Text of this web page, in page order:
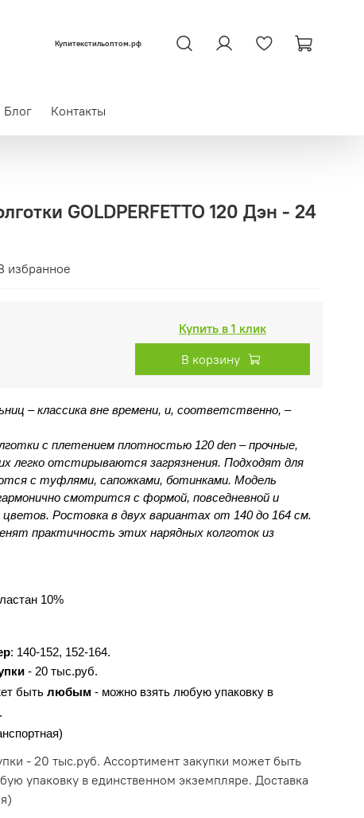
Купитекстильоптом.рф
Блог Контакты
GOLDPERFETTO 120 Дэн - 24
избранное
Купить в 1 клик
В корзину
– классика вне времени, и, соответственно, –
с плетением плотностью 120 den – прочные,
легко отстирываются загрязнения. Подходят для
с туфлями, сапожками, ботинками. Модель
смотрится с формой, повседневной и
цветов. Ростовка в двух вариантах от 140 до 164 см.
практичность этих нарядных колготок из
10%
: 140-152, 152-164.
- 20 тыс.руб.
быть любым - можно взять любую упаковку в
- 20 тыс.руб. Ассортимент закупки может быть
упаковку в единственном экземпляре. Доставка